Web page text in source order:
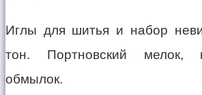
Иглы для шитья и набор
тон. Портновский мелок,
обмылок.